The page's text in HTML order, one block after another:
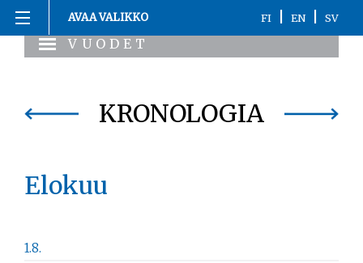
Siirry
sisältöön
AVAA VALIKKO FI EN| SV
Etusivu
VUODET
KRONOLOGIA
Elokuu
1.8.